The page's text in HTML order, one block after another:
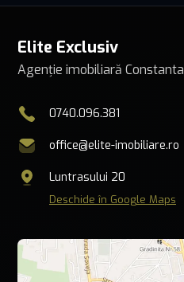
Elite Exclusiv
Agenție imobiliară Constanta
0740.096.381
office@elite-imobiliare.ro
Luntrasului 20
Deschide în Google Maps